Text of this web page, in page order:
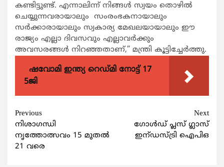
കണ്ടിട്ടുണ്ട്. എന്നാലിന്ന് നിങ്ങൾ സ്വയം തൊഴിൽ
ചെയ്യുന്നവരായാലും സംരംഭകനായാലും
സർക്കാരായാലും സ്വകാര്യ മേഖലയായാലും ഈ
രാജ്യം എല്ലാ ദിവസവും എല്ലാവർക്കും
അവസരങ്ങൾ നിറഞ്ഞതാണ്,” മന്ത്രി കൂട്ടിച്ചേർത്തു.
ഷവോമി ഇന്ത്യ റെഡ്മി നോട്ട് 17
5ജി
Continue
Reading
Previous
നിശാഗന്ധി
നൃത്തോത്സവം 15 മുതല്‍
21 വരെ
Next
ഗോള്‍ഡ് പ്ലസ് ഗ്ലാസ്
ഇന്ഡസ്ട്രി ഐപിഒ